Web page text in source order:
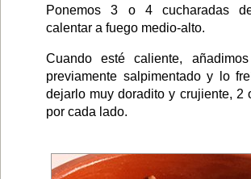
Ponemos 3 o 4 cucharadas
calentar a fuego medio-alto.
Cuando esté caliente,
previamente salpimentado y lo
dejarlo muy doradito y crujiente, 2
por cada lado.